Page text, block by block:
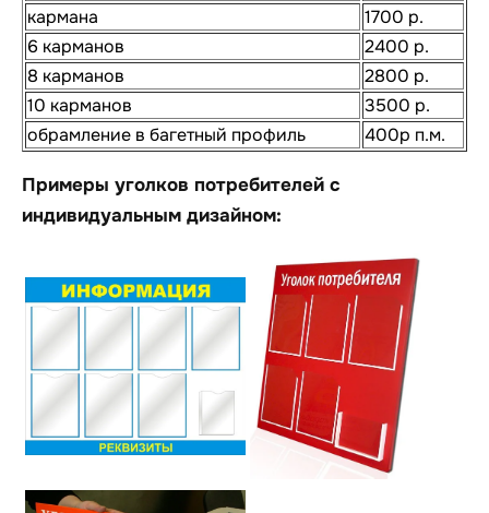
кармана
1700 р.
6 карманов
2400 р.
8 карманов
2800 р.
10 карманов
3500 р.
обрамление в багетный профиль
400р п.м.
Примеры уголков потребителей с
индивидуальным дизайном: